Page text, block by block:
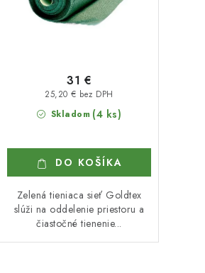
Skladom (4 ks)
25,20 € bez DPH
31 €
DO KOŠÍKA
Zelená tieniaca sieť Goldtex
slúži na oddelenie priestoru a
čiastočné tienenie...